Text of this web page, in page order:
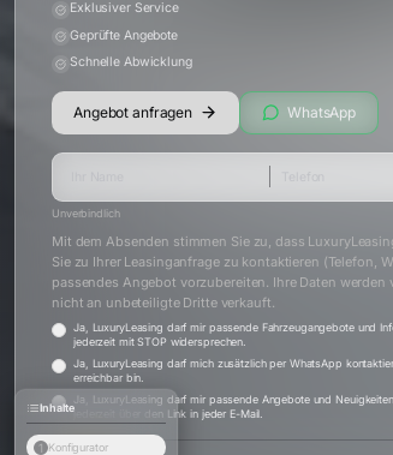
Exklusiver Service
Geprüfte Angebote
Schnelle Abwicklung
Angebot anfragen WhatsApp
Unverbindlich
Mit dem Absenden stimmen Sie zu, dass
Sie zu Ihrer Leasinganfrage zu kontaktieren (Telefon,
passendes Angebot vorzubereiten. Ihre Daten
nicht an unbeteiligte Dritte verkauft.
Ja, LuxuryLeasing darf mir passende Fahrzeugangebote und
jederzeit mit STOP widersprechen.
Ja, LuxuryLeasing darf mich zusätzlich per WhatsApp
erreichbar bin.
Ja, LuxuryLeasing darf mir passende Angebote und
jederzeit über den Link in jeder E-Mail.
Inhalte
1 Konfigurator